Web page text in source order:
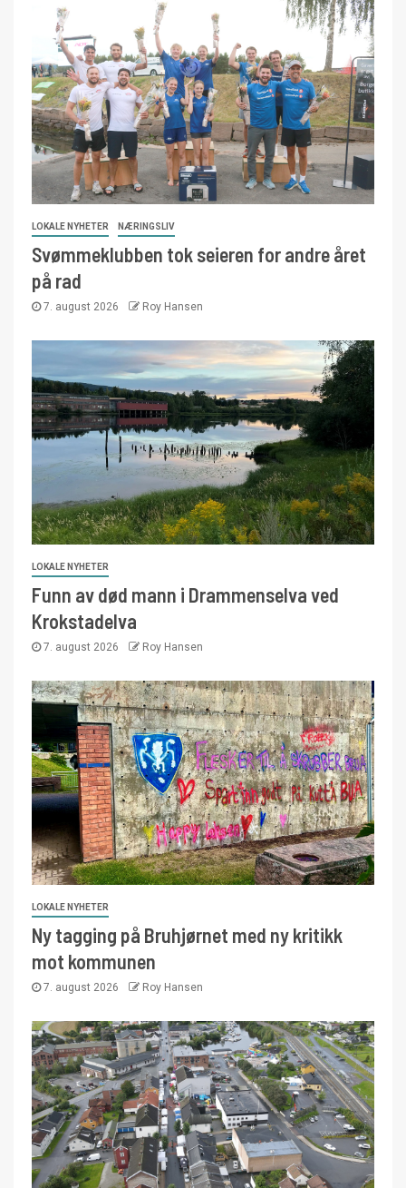
LOKALE NYHETER NÆRINGSLIV
Svømmeklubben tok seieren for andre året
på rad
7. august 2026 Roy Hansen
LOKALE NYHETER
Funn av død mann i Drammenselva ved
Krokstadelva
7. august 2026 Roy Hansen
LOKALE NYHETER
Ny tagging på Bruhjørnet med ny kritikk
mot kommunen
7. august 2026 Roy Hansen